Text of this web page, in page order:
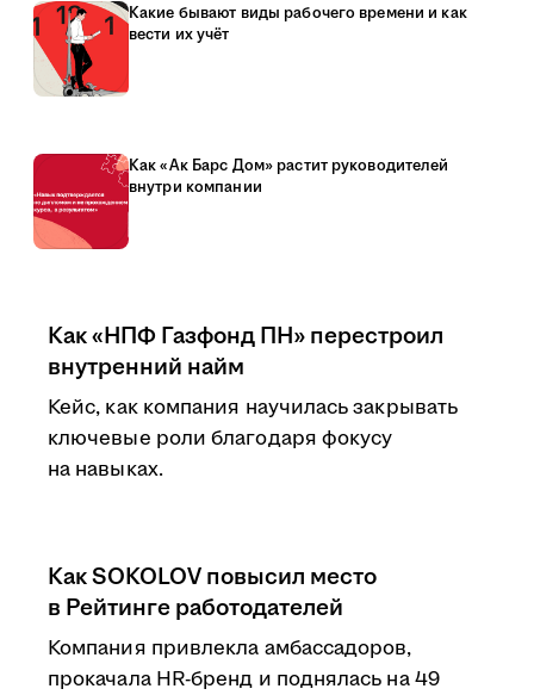
Какие бывают виды рабочего времени и как
вести их учёт
Как «Ак Барс Дом» растит руководителей
внутри компании
Как «НПФ Газфонд ПН» перестроил
внутренний найм
Кейс, как компания научилась закрывать
ключевые роли благодаря фокусу
на навыках.
Как SOKOLOV повысил место
в Рейтинге работодателей
Компания привлекла амбассадоров,
прокачала HR-бренд и поднялась на 49